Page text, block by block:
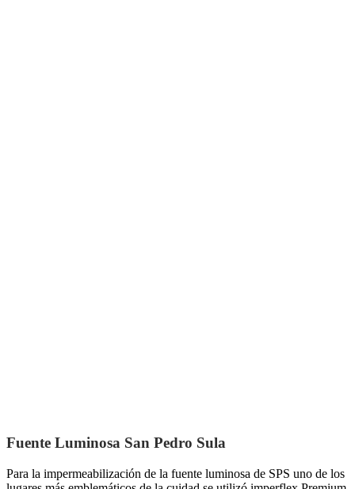
Fuente Luminosa San Pedro Sula
Para la impermeabilización de la fuente luminosa de SPS uno de los